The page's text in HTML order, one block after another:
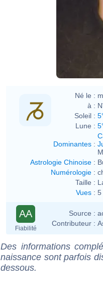
Né le :
à :
Soleil :
Lune :
Dominantes :
Astrologie Chinoise :
Numérologie :
Taille :
Vues : 5
AA
Fiabilité
Source :
Contributeur :
Des informations
naissance sont parfois
dessous.